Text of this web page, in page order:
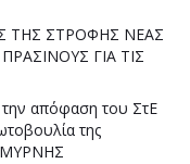
ΤΗΣ ΣΤΡΟΦΗΣ ΝΕΑΣ
ΓΙΑ ΤΙΣ
την απόφαση του ΣτΕ
της